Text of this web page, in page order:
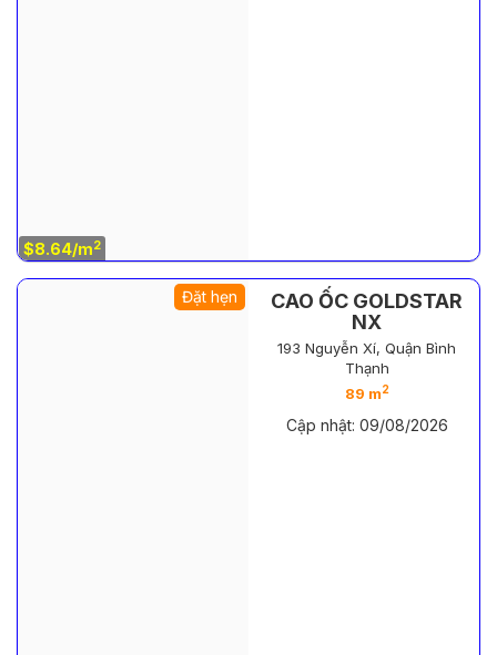
$8.64/m2
Đặt hẹn
CAO ỐC GOLDSTAR
NX
193 Nguyễn Xí, Quận Bình
Thạnh
89 m2
Cập nhật: 09/08/2026